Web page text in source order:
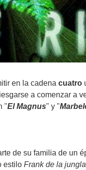
en la cadena cuatro
a comenzar a
"El Magnus" y "
de su familia de un
estilo Frank de la jungla